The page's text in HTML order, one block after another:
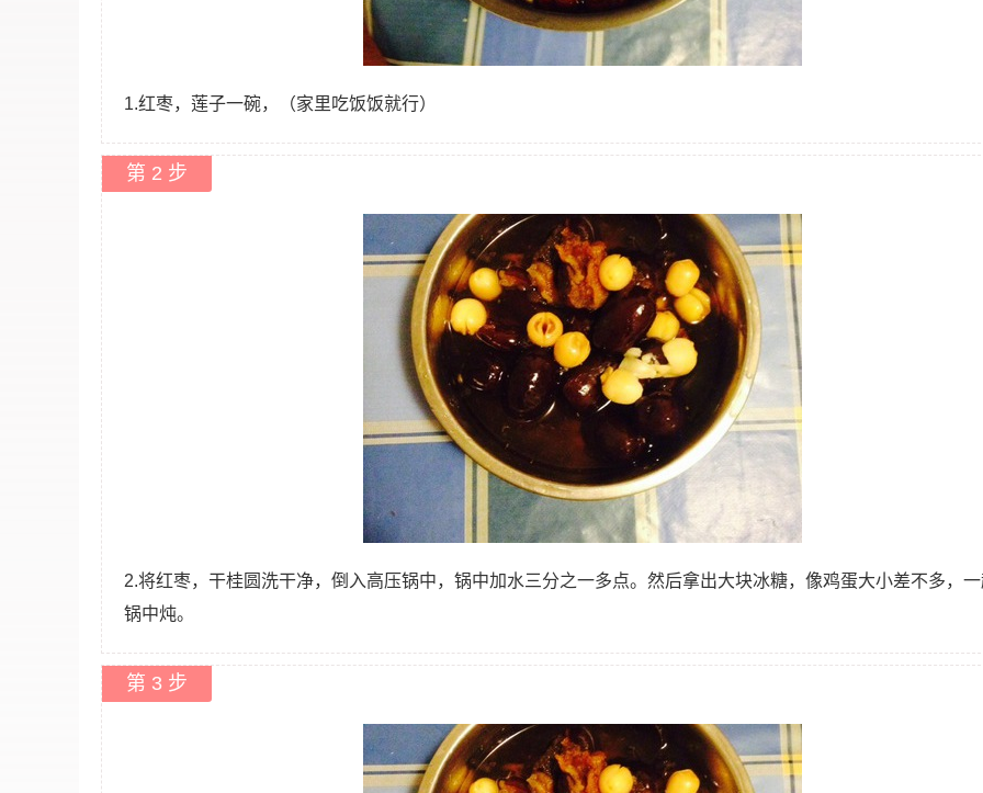
1.红枣，莲子一碗，（家里吃饭饭就行）
第 2 步
2.将红枣，干桂圆洗干净，倒入高压锅中，锅中加水三分之一多点。然后拿出大块冰糖，像鸡蛋大小差不多，
锅中炖。
第 3 步